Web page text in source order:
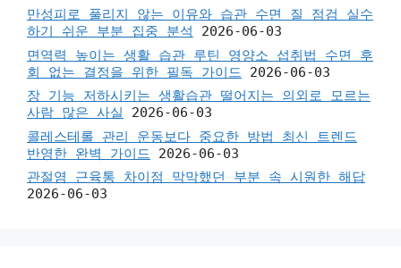
만성피로 풀리지 않는 이유와 습관 수면 질 점검 실수
하기 쉬운 부분 집중 분석
2026-06-03
면역력 높이는 생활 습관 루틴 영양소 섭취법 수면 후
회 없는 결정을 위한 필독 가이드
2026-06-03
장 기능 저하시키는 생활습관 떨어지는 의외로 모르는
사람 많은 사실
2026-06-03
콜레스테롤 관리 운동보다 중요한 방법 최신 트렌드
반영한 완벽 가이드
2026-06-03
관절염 근육통 차이점 막막했던 부분 속 시원한 해답
2026-06-03